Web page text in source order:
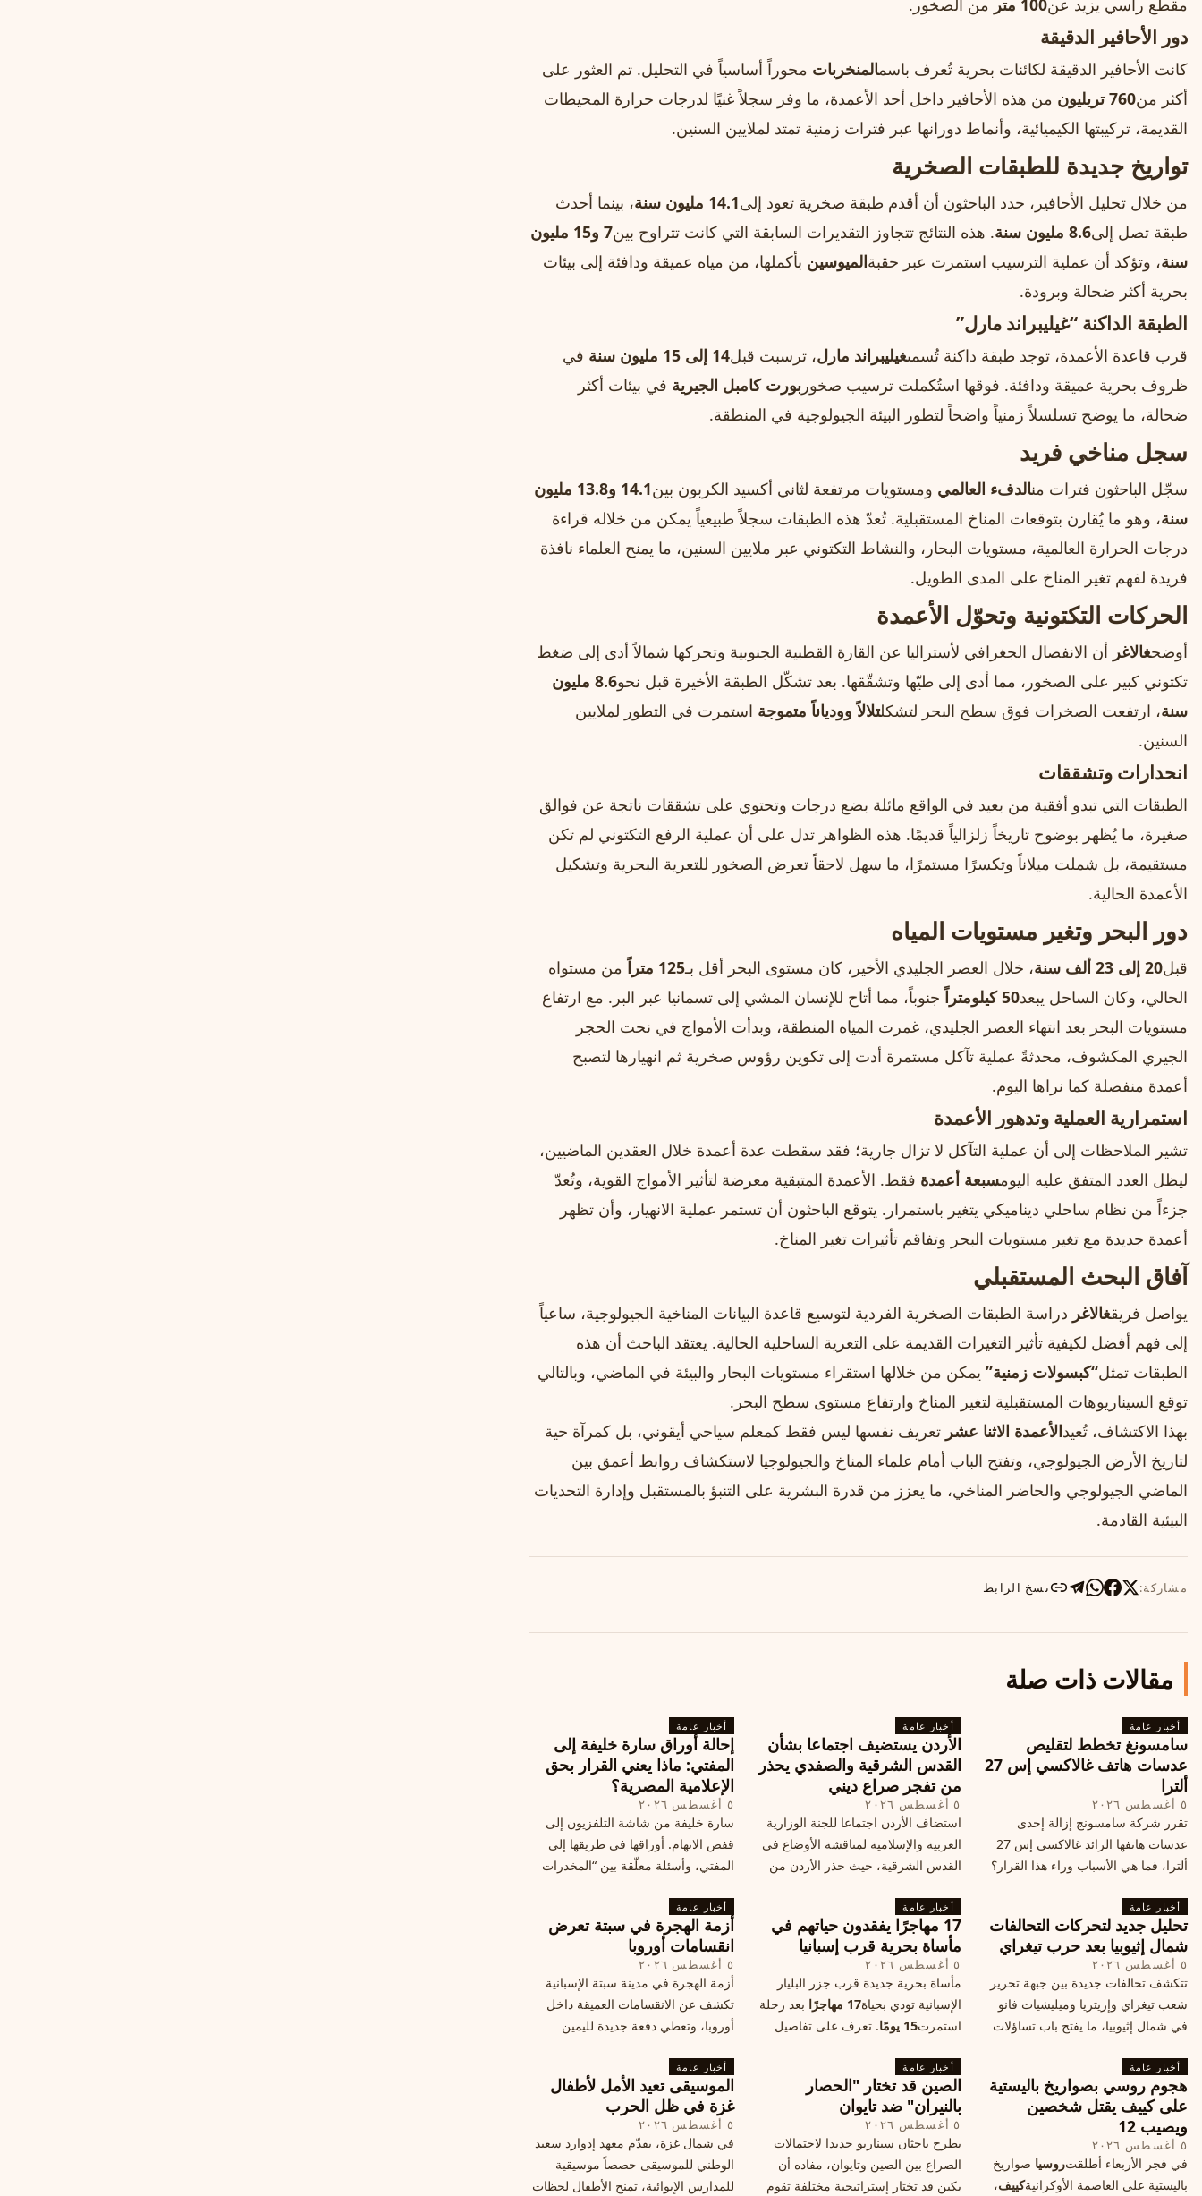
مقطع رأسي يزيد عن100 متر من الصخور.
دور الأحافير الدقيقة
كانت الأحافير الدقيقة لكائنات بحرية تُعرف باسمالمنخربات محوراً أساسياً في التحليل. تم العثور على
أكثر من760 تريليون
من هذه الأحافير داخل أحد الأعمدة، ما وفر سجلاً غنيًا لدرجات حرارة المحيطات
القديمة، تركيبتها الكيميائية، وأنماط دورانها عبر فترات زمنية تمتد لملايين السنين.
تواريخ جديدة للطبقات الصخرية
من خلال تحليل الأحافير، حدد الباحثون أن أقدم طبقة صخرية تعود إلى14.1 مليون سنة
، بينما أحدث
طبقة تصل إلى8.6 مليون سنة . هذه النتائج تتجاوز التقديرات السابقة التي كانت تتراوح بين
7 و15 مليون
سنة، وتؤكد أن عملية الترسيب استمرت عبر حقبةالميوسين بأكملها، من مياه عميقة ودافئة إلى بيئات
بحرية أكثر ضحالة وبرودة.
الطبقة الداكنة “غيليبراند مارل”
قرب قاعدة الأعمدة، توجد طبقة داكنة تُسمىغيليبراند مارل، ترسبت قبل14 إلى 15 مليون سنة
في
ظروف بحرية عميقة ودافئة. فوقها استُكملت ترسيب صخور بورت كامبل الجيرية في بيئات أكثر
ضحالة، ما يوضح تسلسلاً زمنياً واضحاً لتطور البيئة الجيولوجية في المنطقة.
سجل مناخي فريد
سجّل الباحثون فترات منالدفء العالمي ومستويات مرتفعة لثاني أكسيد الكربون بين
14.1 و13.8 مليون
سنة، وهو ما يُقارن بتوقعات المناخ المستقبلية. تُعدّ هذه الطبقات سجلاً طبيعياً يمكن من خلاله قراءة
درجات الحرارة العالمية، مستويات البحار، والنشاط التكتوني عبر ملايين السنين، ما يمنح العلماء نافذة
فريدة لفهم تغير المناخ على المدى الطويل.
الحركات التكتونية وتحوّل الأعمدة
أوضحغالاغر أن الانفصال الجغرافي لأستراليا عن القارة القطبية الجنوبية وتحركها شمالاً أدى إلى ضغط
تكتوني كبير على الصخور، مما أدى إلى طيّها وتشقّقها. بعد تشكّل الطبقة الأخيرة قبل نحو
8.6 مليون
سنة، ارتفعت الصخرات فوق سطح البحر لتشكلتلالاً وودياناً متموجة استمرت في التطور لملايين
السنين.
انحدارات وتشققات
الطبقات التي تبدو أفقية من بعيد في الواقع مائلة بضع درجات وتحتوي على تشققات ناتجة عن فوالق
صغيرة، ما يُظهر بوضوح تاريخاً زلزالياً قديمًا. هذه الظواهر تدل على أن عملية الرفع التكتوني لم تكن
مستقيمة، بل شملت ميلاناً وتكسرًا مستمرًا، ما سهل لاحقاً تعرض الصخور للتعرية البحرية وتشكيل
الأعمدة الحالية.
دور البحر وتغير مستويات المياه
قبل20 إلى 23 ألف سنة ، خلال العصر الجليدي الأخير، كان مستوى البحر أقل بـ125 متراً
من مستواه
الحالي، وكان الساحل يبعد50 كيلومتراً
جنوباً، مما أتاح للإنسان المشي إلى تسمانيا عبر البر. مع ارتفاع
مستويات البحر بعد انتهاء العصر الجليدي، غمرت المياه المنطقة، وبدأت الأمواج في نحت الحجر
الجيري المكشوف، محدثةً عملية تآكل مستمرة أدت إلى تكوين رؤوس صخرية ثم انهيارها لتصبح
أعمدة منفصلة كما نراها اليوم.
استمرارية العملية وتدهور الأعمدة
تشير الملاحظات إلى أن عملية التآكل لا تزال جارية؛ فقد سقطت عدة أعمدة خلال العقدين الماضيين،
ليظل العدد المتفق عليه اليومسبعة أعمدة فقط. الأعمدة المتبقية معرضة لتأثير الأمواج القوية، وتُعدّ
جزءاً من نظام ساحلي ديناميكي يتغير باستمرار. يتوقع الباحثون أن تستمر عملية الانهيار، وأن تظهر
أعمدة جديدة مع تغير مستويات البحر وتفاقم تأثيرات تغير المناخ.
آفاق البحث المستقبلي
يواصل فريقغالاغر دراسة الطبقات الصخرية الفردية لتوسيع قاعدة البيانات المناخية الجيولوجية، ساعياً
إلى فهم أفضل لكيفية تأثير التغيرات القديمة على التعرية الساحلية الحالية. يعتقد الباحث أن هذه
الطبقات تمثل“كبسولات زمنية” يمكن من خلالها استقراء مستويات البحار والبيئة في الماضي، وبالتالي
توقع السيناريوهات المستقبلية لتغير المناخ وارتفاع مستوى سطح البحر.
بهذا الاكتشاف، تُعيدالأعمدة الاثنا عشر تعريف نفسها ليس فقط كمعلم سياحي أيقوني، بل كمرآة حية
لتاريخ الأرض الجيولوجي، وتفتح الباب أمام علماء المناخ والجيولوجيا لاستكشاف روابط أعمق بين
الماضي الجيولوجي والحاضر المناخي، ما يعزز من قدرة البشرية على التنبؤ بالمستقبل وإدارة التحديات
البيئية القادمة.
مشاركة: نسخ الرابط
مقالات ذات صلة
أخبار عامة
سامسونغ تخطط لتقليص
عدسات هاتف غالاكسي إس 27
ألترا
٥ أغسطس ٢٠٢٦
تقرر شركة سامسونج إزالة إحدى
عدسات هاتفها الرائد غالاكسي إس 27
ألترا، فما هي الأسباب وراء هذا القرار؟
الأندرويد الأغلى في السوق؟
أخبار عامة
الأردن يستضيف اجتماعا بشأن
القدس الشرقية والصفدي يحذر
من تفجر صراع ديني
٥ أغسطس ٢٠٢٦
استضاف الأردن اجتماعا للجنة الوزارية
العربية والإسلامية لمناقشة الأوضاع في
القدس الشرقية، حيث حذر الأردن من
الدول إلى الامتناع عن نقل سفاراتها إلى
القدس، ما يزيد التوتر في المنطقة
أخبار عامة
إحالة أوراق سارة خليفة إلى
المفتي: ماذا يعني القرار بحق
الإعلامية المصرية؟
٥ أغسطس ٢٠٢٦
سارة خليفة من شاشة التلفزيون إلى
قفص الاتهام. أوراقها في طريقها إلى
المفتي، وأسئلة معلّقة بين “المخدرات
أخبار عامة
تحليل جديد لتحركات التحالفات
شمال إثيوبيا بعد حرب تيغراي
٥ أغسطس ٢٠٢٦
تتكشف تحالفات جديدة بين جبهة تحرير
شعب تيغراي وإريتريا وميليشيات فانو
في شمال إثيوبيا، ما يفتح باب تساؤلات
الخريطة السياسية.
أخبار عامة
17 مهاجرًا يفقدون حياتهم في
مأساة بحرية قرب إسبانيا
٥ أغسطس ٢٠٢٦
مأساة بحرية جديدة قرب جزر البليار
الإسبانية تودي بحياة17 مهاجرًا
بعد رحلة
استمرت15 يومًا
. تعرف على تفاصيل
أخبار عامة
أزمة الهجرة في سبتة تعرض
انقسامات أوروبا
٥ أغسطس ٢٠٢٦
أزمة الهجرة في مدينة سبتة الإسبانية
تكشف عن الانقسامات العميقة داخل
أوروبا، وتعطي دفعة جديدة لليمين
الأوروبي لاستغلال هشاشة موقفه، فما
هي الآثار السياسية لهذه الأزمة؟
أخبار عامة
هجوم روسي بصواريخ باليستية
على كييف يقتل شخصين
ويصيب 12
٥ أغسطس ٢٠٢٦
في فجر الأربعاء أطلقتروسيا صواريخ
باليستية على العاصمة الأوكرانيةكييف،
أخبار عامة
الصين قد تختار "الحصار
بالنيران" ضد تايوان
٥ أغسطس ٢٠٢٦
يطرح باحثان سيناريو جديدا لاحتمالات
الصراع بين الصين وتايوان، مفاده أن
بكين قد تختار إستراتيجية مختلفة تقوم
أخبار عامة
الموسيقى تعيد الأمل لأطفال
غزة في ظل الحرب
٥ أغسطس ٢٠٢٦
في شمال غزة، يقدّم معهد إدوارد سعيد
الوطني للموسيقى حصصاً موسيقية
للمدارس الإيوائية، تمنح الأطفال لحظات